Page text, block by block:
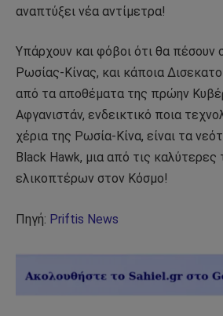
αναπτύξει νέα αντίμετρα!
Υπάρχουν και φόβοι ότι θα πέσουν
Ρωσίας-Κίνας, και κάποια
από τα αποθέματα της πρώην
Αφγανιστάν, ενδεικτικό ποια
χέρια της Ρωσία-Κίνα, είναι τα
Black Hawk, μια από τις καλύτερες
ελικοπτέρων στον Κόσμο!
Πηγή: Priftis News